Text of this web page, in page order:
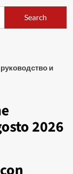
Search
и
2026